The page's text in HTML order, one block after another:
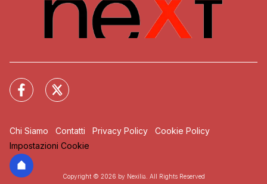
Chi Siamo Contatti Privacy Policy
Cookie Policy
Impostazioni Cookie
Copyright © 2026 by Nexilia. All Rights Reserved